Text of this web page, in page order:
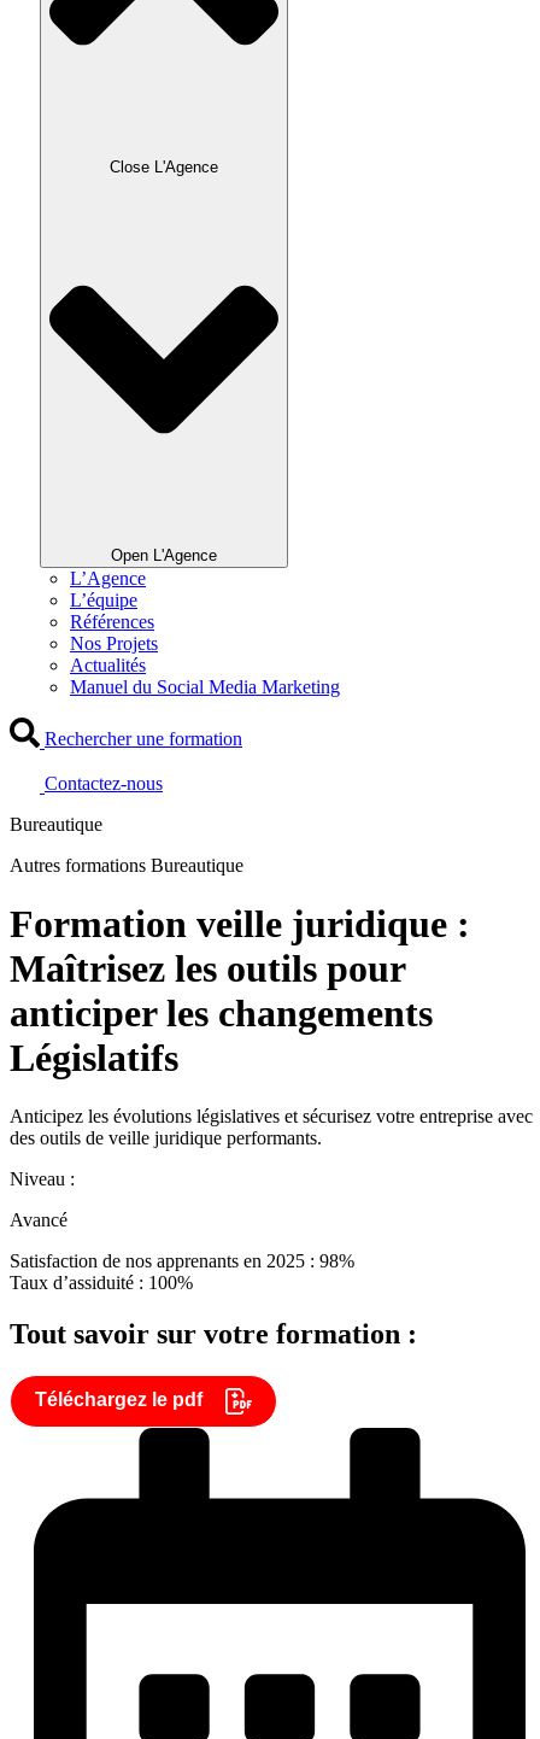
Close L'Agence
Open L'Agence
L’Agence
L’équipe
Références
Nos Projets
Actualités
Manuel du Social Media Marketing
Rechercher une formation
Contactez-nous
Bureautique
Autres formations Bureautique
Formation veille juridique :
Maîtrisez les outils pour
anticiper les changements
Législatifs
Anticipez les évolutions législatives et sécurisez votre entreprise avec
des outils de veille juridique performants.
Niveau :
Avancé
Satisfaction de nos apprenants en 2025 : 98%
Taux d’assiduité : 100%
Tout savoir sur votre formation :
Téléchargez le pdf